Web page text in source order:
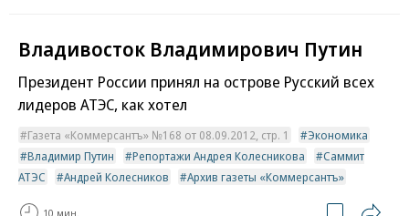
Владивосток Владимирович Путин
Президент России принял на острове Русский всех
лидеров АТЭС, как хотел
Газета «Коммерсантъ» №168 от 08.09.2012, стр. 1
Экономика
Владимир Путин
Репортажи Андрея Колесникова
Саммит
АТЭС
Андрей Колесников Архив газеты «Коммерсантъ»
10 мин.